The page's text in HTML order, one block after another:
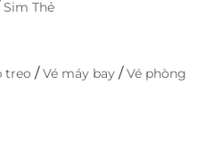
tập luyện - hãy tự tạo ra
sở hữu deal tập luyện
Chỉ 2 buổi tập bạn sẽ
từng ngày. Nhấn đặt
Sim Thẻ
treo /Vé máy bay /Vé phòng